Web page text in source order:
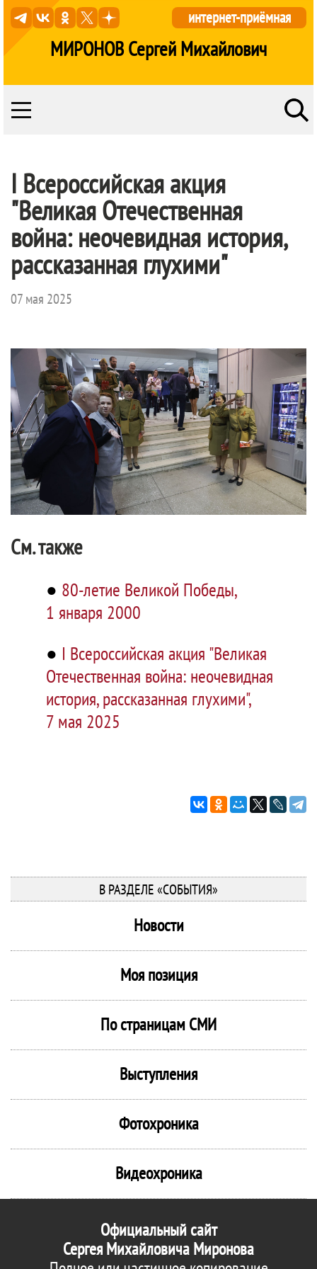
МИРОНОВ Сергей Михайлович
интернет-приёмная
I Всероссийская акция
"Великая Отечественная
война: неочевидная история,
рассказанная глухими"
07 мая 2025
См. также
● 80-летие Великой Победы,
1 января 2000
● I Всероссийская акция "Великая
Отечественная война: неочевидная
история, рассказанная глухими",
7 мая 2025
В РАЗДЕЛЕ «СОБЫТИЯ»
Новости
Моя позиция
По страницам СМИ
Выступления
Фотохроника
Видеохроника
Официальный сайт
Сергея Михайловича Миронова